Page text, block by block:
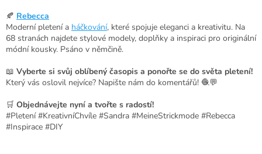
🍂 Rebecca
Moderní pletení a háčkování, které spojuje eleganci a kreativitu. Na
68 stranách najdete stylové modely, doplňky a inspiraci pro originální
módní kousky. Psáno v němčině.
📖 Vyberte si svůj oblíbený časopis a ponořte se do světa pletení!
Který vás oslovil nejvíce? Napište nám do komentářů! 🧶💬
🛒 Objednávejte nyní a tvořte s radostí!
#Pletení #KreativníChvíle #Sandra #MeineStrickmode #Rebecca
#Inspirace #DIY